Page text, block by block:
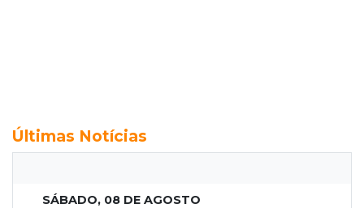
Últimas Notícias
SÁBADO, 08 DE AGOSTO